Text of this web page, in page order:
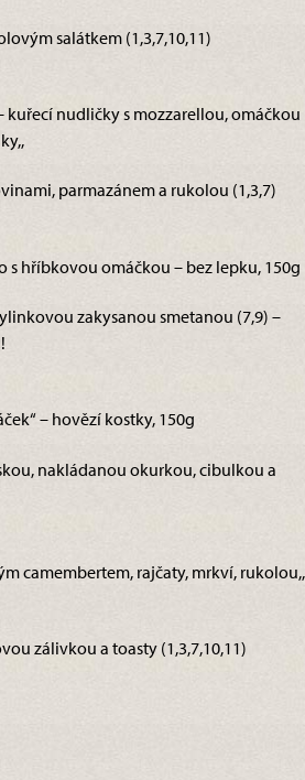
salátkem (1,3,7,10,11)
kuřecí nudličky s mozzarellou, omáčkou
parmazánem a rukolou (1,3,7)
s hříbkovou omáčkou – bez lepku, 150g
zakysanou smetanou (7,9) –
– hovězí kostky, 150g
nakládanou okurkou, cibulkou a
camembertem, rajčaty, mrkví, rukolou,,
zálivkou a toasty (1,3,7,10,11)